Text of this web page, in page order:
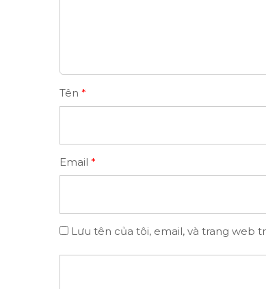
Tên *
Email *
Lưu tên của tôi, email, và trang web